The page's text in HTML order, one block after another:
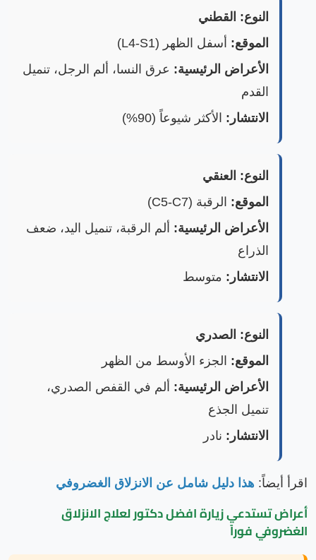
النوع: القطني
الموقع: أسفل الظهر (L4-S1)
الأعراض الرئيسية: عرق النسا، ألم الرجل، تنميل
القدم
الانتشار: الأكثر شيوعاً (90%)
النوع: العنقي
الموقع: الرقبة (C5-C7)
الأعراض الرئيسية: ألم الرقبة، تنميل اليد، ضعف
الذراع
الانتشار: متوسط
النوع: الصدري
الموقع: الجزء الأوسط من الظهر
الأعراض الرئيسية: ألم في القفص الصدري،
تنميل الجذع
الانتشار: نادر
اقرأ أيضاً: هذا دليل شامل عن الانزلاق الغضروفي
أعراض تستدعي زيارةافضل دكتور لعلاج الانزلاق
الغضروفيفوراً